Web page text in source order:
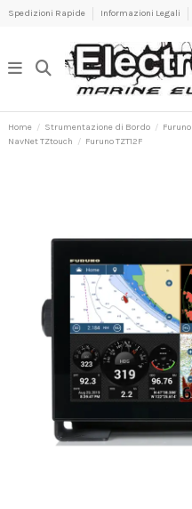
Spedizioni Rapide Informazioni Legali
Home Strumentazione di Bordo Furuno
NavNet TZtouch
Furuno TZT12F